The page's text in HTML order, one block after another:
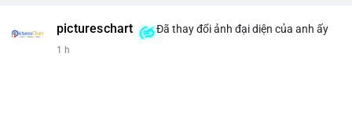
động thái này có thể là bước khởi đầu cho việc gom hàng vào
ví lạnh nhằm tích lũy dài hạn, hoặc ngược lại, chuyển lên sàn
pictureschart Đã thay đổi ảnh đại diện của anh ấy
1 h